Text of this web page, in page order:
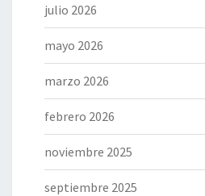
julio 2026
mayo 2026
marzo 2026
febrero 2026
noviembre 2025
septiembre 2025